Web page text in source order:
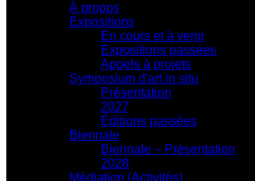
À propos
Expositions
En cours et à venir
Expositions passées
Appels à projets
Symposium d'art in situ
Présentation
2027
Éditions passées
Biennale
Biennale – Présentation
2028
Médiation (Activités)